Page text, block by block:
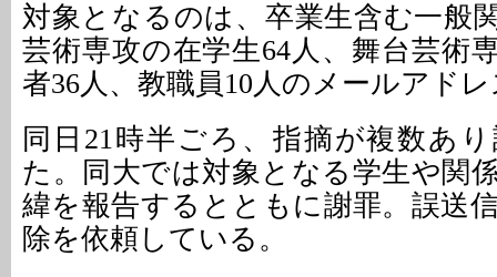
対象となるのは、卒業生含む一般
芸術専攻の在学生64人、舞台芸術
者36人、教職員10人のメールアド
同日21時半ごろ、指摘が複数あ
た。同大では対象となる学生や関
緯を報告するとともに謝罪。誤送
除を依頼している。